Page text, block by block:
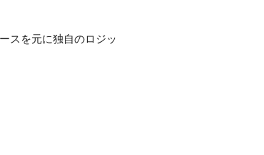
スを元に独自のロジッ